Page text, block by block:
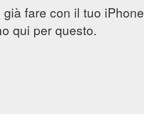
fare con il tuo
qui per questo.